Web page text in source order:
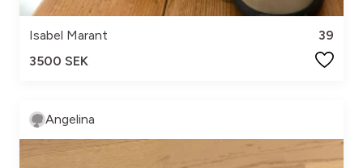
Isabel Marant
39
3500 SEK
Angelina